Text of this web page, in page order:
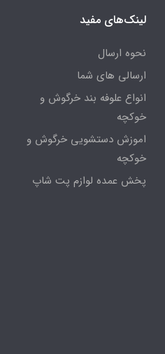
لینک‌های مفید
نحوه ارسال
ارسالی های شما
انواع علوفه بند خرگوش و
خوکچه
اموزش دستشویی خرگوش و
خوکچه
پخش عمده لوازم پت شاپ